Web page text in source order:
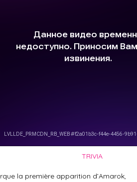
la première apparition d’Amarok,